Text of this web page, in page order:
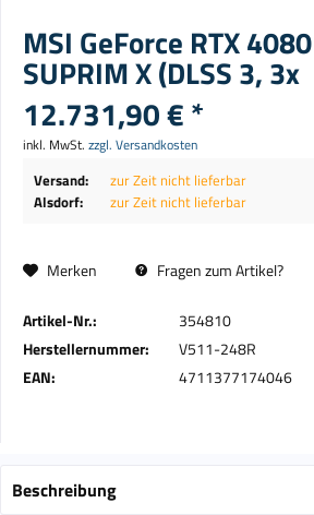
MSI GeForce RTX
SUPRIM X (DLSS 3, 3x
12.731,90 € *
inkl. MwSt. zzgl. Versandkosten
Versand:
zur Zeit nicht lieferbar
Alsdorf:
zur Zeit nicht lieferbar
Merken Fragen zum Artikel?
Artikel-Nr.:
354810
Herstellernummer:
V511-248R
EAN:
4711377174046
Beschreibung